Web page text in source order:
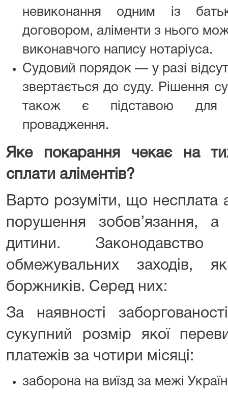
невиконання одним із
договором, аліменти з нього
виконавчого напису нотаріуса.
Судовий порядок — у разі
звертається до суду. Рішення
також є підставою для
провадження.
Яке покарання чекає на
сплати аліментів?
Варто розуміти, що
порушення зобов’язання,
дитини.
обмежувальних заходів,
боржників. Серед них:
За наявності
сукупний розмір якої
платежів за чотири місяці:
заборона на виїзд за межі